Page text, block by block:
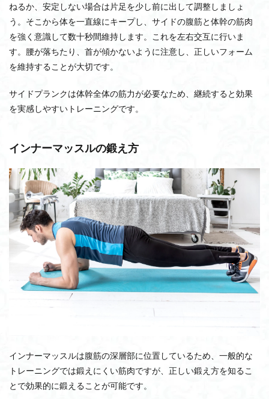
ねるか、安定しない場合は片足を少し前に出して調整しましょ
う。そこから体を一直線にキープし、サイドの腹筋と体幹の筋肉
を強く意識して数十秒間維持します。これを左右交互に行いま
す。腰が落ちたり、首が傾かないように注意し、正しいフォーム
を維持することが大切です。
サイドプランクは体幹全体の筋力が必要なため、継続すると効果
を実感しやすいトレーニングです。
インナーマッスルの鍛え方
インナーマッスルは腹筋の深層部に位置しているため、一般的な
トレーニングでは鍛えにくい筋肉ですが、正しい鍛え方を知るこ
とで効果的に鍛えることが可能です。